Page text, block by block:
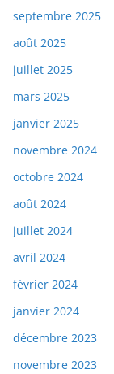
septembre 2025
août 2025
juillet 2025
mars 2025
janvier 2025
novembre 2024
octobre 2024
août 2024
juillet 2024
avril 2024
février 2024
janvier 2024
décembre 2023
novembre 2023